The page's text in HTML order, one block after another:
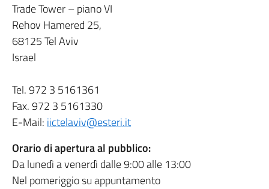
Trade Tower – piano VI
Rehov Hamered 25,
68125 Tel Aviv
Israel
Tel. 972 3 5161361
Fax. 972 3 5161330
E-Mail: iictelaviv@esteri.it
Orario di apertura al pubblico:
Da lunedì a venerdì dalle 9:00 alle 13:00
Nel pomeriggio su appuntamento